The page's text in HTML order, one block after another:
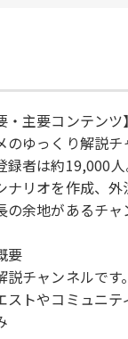
・主要コンテンツ】
ゆっくり解説チ
録者は約19,000人
ナリオを作成、外
の余地があるチャ
要
チャンネルです
トやコミュニテ